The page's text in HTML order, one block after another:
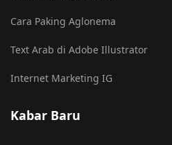
Cara Paking Aglonema
Text Arab di Adobe Illustrator
Internet Marketing IG
Kabar Baru